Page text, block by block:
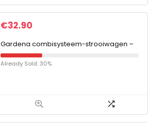
€32.90
Gardena combisysteem-strooiwagen –
Already Sold: 30%